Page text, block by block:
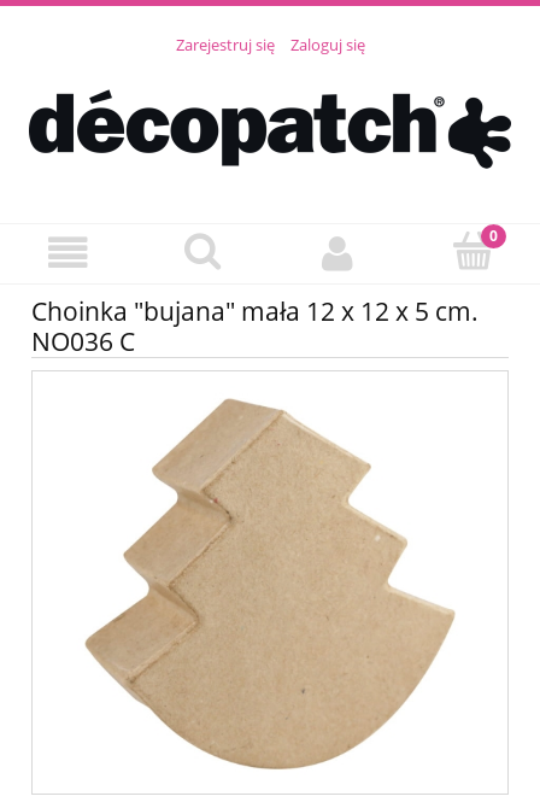
Zarejestruj się Zaloguj się
Choinka "bujana" mała 12 x 12 x 5 cm.
NO036 C